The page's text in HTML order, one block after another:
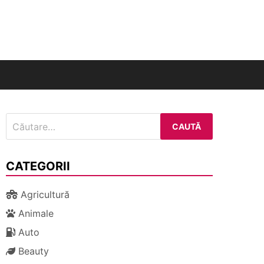
după:
CATEGORII
Agricultură
Animale
Auto
Beauty